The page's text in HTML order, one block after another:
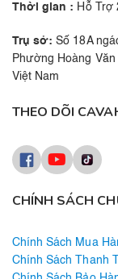
Thời gian : Hỗ Trợ
Trụ sở: Số 18A
Phường Hoàng
Việt Nam
CHÍNH SÁCH
Chính Sách Mua
Chính Sách Thanh
THEO DÕI